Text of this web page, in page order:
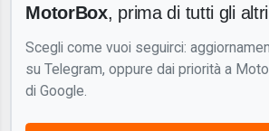
MotorBox, prima di tutti gli altri
Scegli come vuoi seguirci:
su Telegram, oppure dai priorità a
di Google.